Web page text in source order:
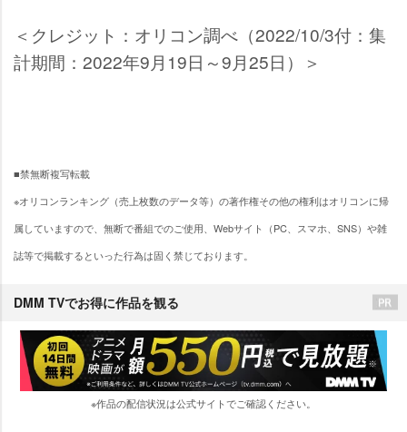
＜クレジット：オリコン調べ（2022/10/3付：集
計期間：2022年9月19日～9月25日）＞
■禁無断複写転載
※オリコンランキング（売上枚数のデータ等）の著作権その他の権利はオリコンに帰
属していますので、無断で番組でのご使用、Webサイト（PC、スマホ、SNS）や雑
誌等で掲載するといった行為は固く禁じております。
DMM TVでお得に作品を観る
※作品の配信状況は公式サイトでご確認ください。